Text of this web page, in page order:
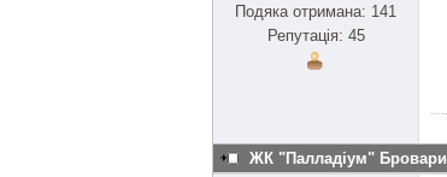
Подяка отримана: 141
Репутація: 45
ЖК "Палладіум" Бровари